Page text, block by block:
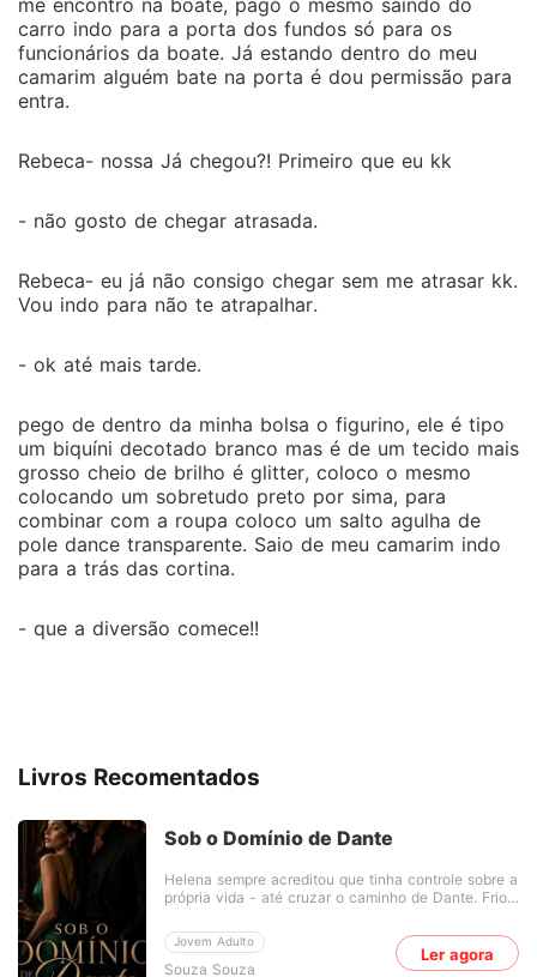
me encontro na boate, pago o mesmo saindo do
carro indo para a porta dos fundos só para os
funcionários da boate. Já estando dentro do meu
camarim alguém bate na porta é dou permissão para
entra.
Rebeca- nossa Já chegou?! Primeiro que eu kk
- não gosto de chegar atrasada.
Rebeca- eu já não consigo chegar sem me atrasar kk.
Vou indo para não te atrapalhar.
- ok até mais tarde.
pego de dentro da minha bolsa o figurino, ele é tipo
um biquíni decotado branco mas é de um tecido mais
grosso cheio de brilho é glitter, coloco o mesmo
colocando um sobretudo preto por sima, para
combinar com a roupa coloco um salto agulha de
pole dance transparente. Saio de meu camarim indo
para a trás das cortina.
- que a diversão comece!!
Livros Recomentados
Sob o Domínio de Dante
Jovem Adulto
Souza Souza
Helena sempre acreditou que tinha controle sobre a
própria vida - até cruzar o caminho de Dante. Frio,
homem que não deveria fazer parte do mundo dela.
Amigo de seu pai e marcado por um passado
sombrio, ele representa tudo o que Helena sabe
Ler agora